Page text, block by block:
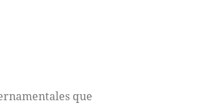
que